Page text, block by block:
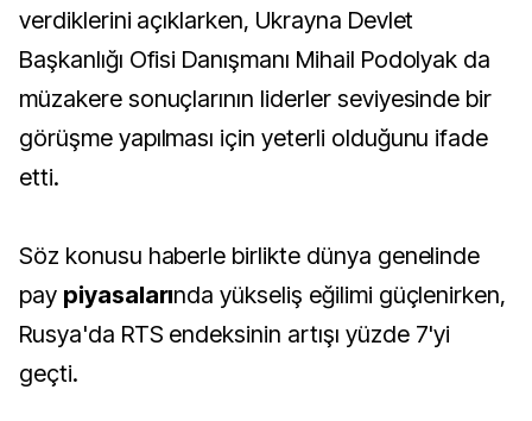
verdiklerini açıklarken, Ukrayna Devlet
Başkanlığı Ofisi Danışmanı Mihail Podolyak da
müzakere sonuçlarının liderler seviyesinde bir
görüşme yapılması için yeterli olduğunu ifade
etti.
Söz konusu haberle birlikte dünya genelinde
pay piyasalarında yükseliş eğilimi güçlenirken,
Rusya'da RTS endeksinin artışı yüzde 7'yi
geçti.